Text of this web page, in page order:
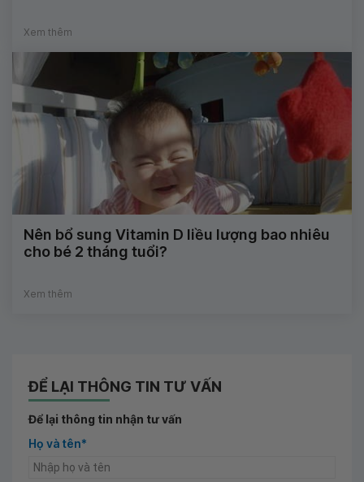
Xem thêm
Nên bổ sung Vitamin D liều lượng bao nhiêu
cho bé 2 tháng tuổi?
Xem thêm
ĐỂ LẠI THÔNG TIN TƯ VẤN
Để lại thông tin nhận tư vấn
Họ và tên*